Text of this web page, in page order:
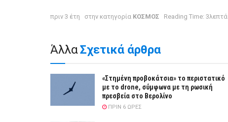
πριν 3 έτη στην κατηγορία ΚΟΣΜΟΣ Reading Time: 3λεπτά
ΆλλαΣχετικά άρθρα
«Στημένη προβοκάτσια» το περιστατικό
με το drone, σύμφωνα με τη ρωσική
πρεσβεία στο Βερολίνο
ΠΡΙΝ 6 ΏΡΕΣ